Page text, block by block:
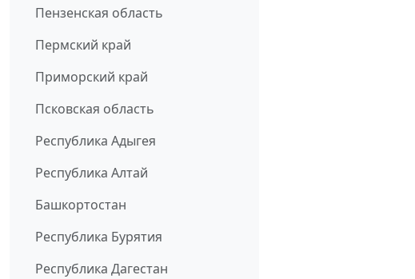
Пензенская область
Пермский край
Приморский край
Псковская область
Республика Адыгея
Республика Алтай
Башкортостан
Республика Бурятия
Республика Дагестан